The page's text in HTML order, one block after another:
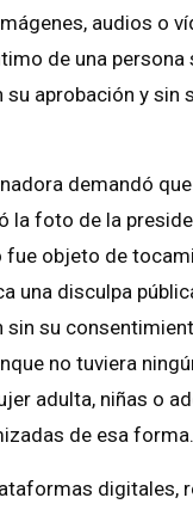
audios o
de una persona
aprobación y sin
demandó
la foto de la
fue objeto de
una disculpa
sin su
no tuviera
adulta, niñas o
de esa forma.
digitales,